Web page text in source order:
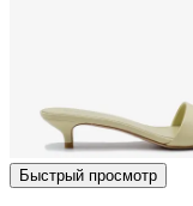
Быстрый просмотр